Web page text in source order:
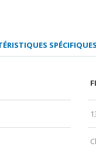
SPÉCIFIQUES